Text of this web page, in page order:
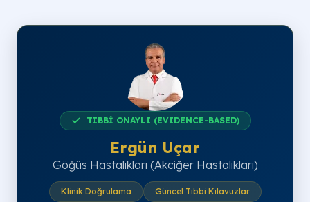
TIBBİ ONAYLI (EVIDENCE-BASED)
Ergün Uçar
Göğüs Hastalıkları (Akciğer Hastalıkları)
Klinik Doğrulama Güncel Tıbbi Kılavuzlar